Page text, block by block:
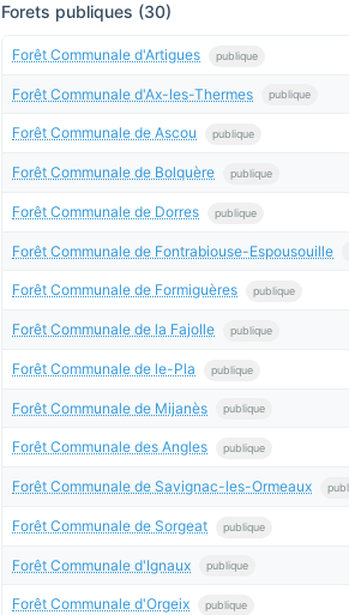
Forets publiques (30)
Forêt Communale d'Artigues publique
Forêt Communale d'Ax-les-Thermes publique
Forêt Communale de Ascou publique
Forêt Communale de Bolquère publique
Forêt Communale de Dorres publique
Forêt Communale de Fontrabiouse-Espousouille
Forêt Communale de Formiguères publique
Forêt Communale de la Fajolle publique
Forêt Communale de le-Pla publique
Forêt Communale de Mijanès publique
Forêt Communale des Angles publique
Forêt Communale de Savignac-les-Ormeaux
Forêt Communale de Sorgeat publique
Forêt Communale d'Ignaux publique
Forêt Communale d'Orgeix publique